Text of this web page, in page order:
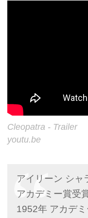
Cleopatra - Trailer
youtu.be
アイリーン シ
アカデミー賞受
1952年 アカデ